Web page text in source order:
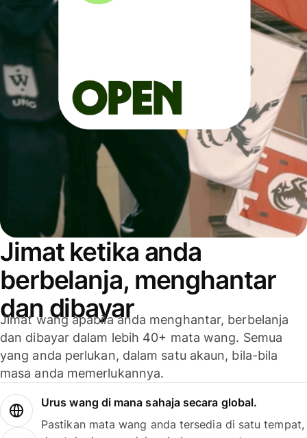
Jimat ketika anda
berbelanja, menghantar
dan dibayar
Jimat wang apabila anda menghantar, berbelanja
dan dibayar dalam lebih 40+ mata wang. Semua
yang anda perlukan, dalam satu akaun, bila-bila
masa anda memerlukannya.
Urus wang di mana sahaja secara global.
Pastikan mata wang anda tersedia di satu tempat,